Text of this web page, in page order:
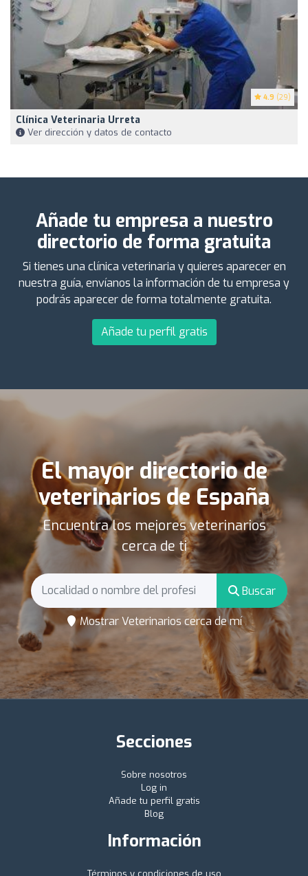
4.9 (29)
Clínica Veterinaria Urreta
Ver dirección y datos de contacto
Añade tu empresa a nuestro
directorio de forma gratuita
Si tienes una clínica veterinaria y quieres aparecer en
nuestra guía, envíanos la información de tu empresa y
podrás aparecer de forma totalmente gratuita.
Añade tu perfil gratis
El mayor directorio de
veterinarios de España
Encuentra los mejores veterinarios
cerca de ti
Buscar
Mostrar Veterinarios cerca de mí
Secciones
Sobre nosotros
Log in
Añade tu perfil gratis
Blog
Información
Términos y condiciones de uso